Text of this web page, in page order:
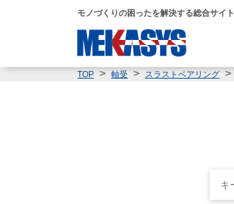
モノづくりの困ったを解決する総合サイト
TOP 軸受 スラストベアリング